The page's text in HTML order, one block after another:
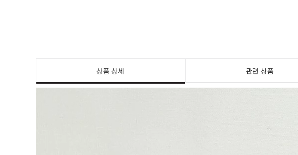
상품 상세 관련 상품